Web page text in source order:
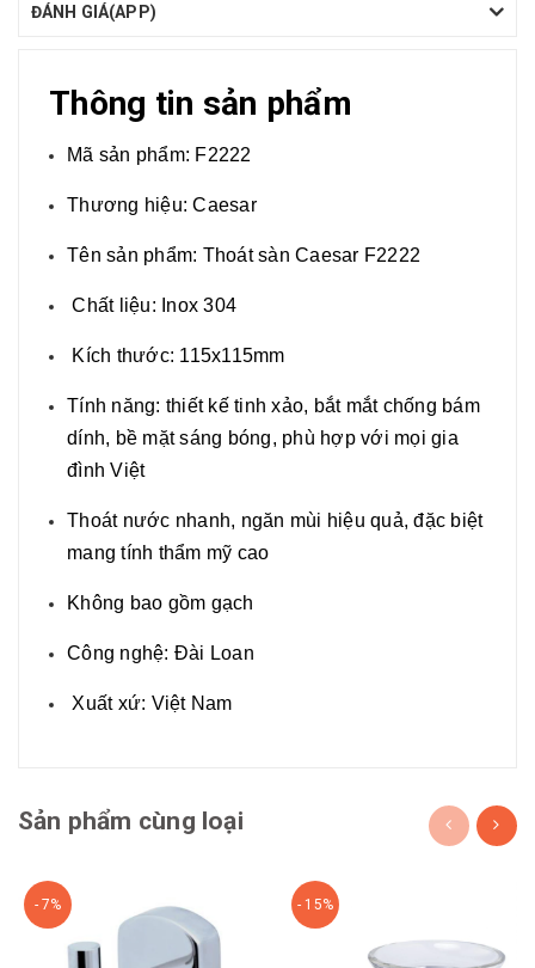
ĐÁNH GIÁ(APP)
Thông tin sản phẩm
Mã sản phẩm: F2222
Thương hiệu: Caesar
Tên sản phẩm: Thoát sàn Caesar F2222
Chất liệu: Inox 304
Kích thước: 115x115mm
Tính năng: thiết kế tinh xảo, bắt mắt chống bám
dính, bề mặt sáng bóng, phù hợp với mọi gia
đình Việt
Thoát nước nhanh, ngăn mùi hiệu quả, đặc biệt
mang tính thẩm mỹ cao
Không bao gồm gạch
Công nghệ: Đài Loan
Xuất xứ: Việt Nam
Sản phẩm cùng loại
- 7% - 15%